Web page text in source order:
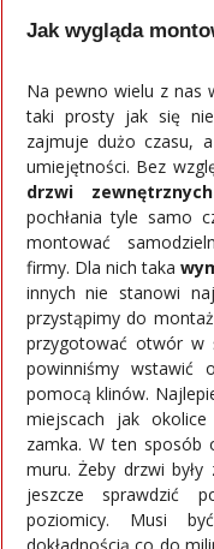
Jak wygląda
Na pewno wielu z nas
taki prosty jak się
zajmuje dużo czasu,
umiejętności. Bez
drzwi zewnętrznych
pochłania tyle samo
montować
firmy. Dla nich taka
innych nie stanowi
przystąpimy do
przygotować otwór w
powinniśmy wstawić
pomocą klinów.
miejscach jak
zamka. W ten sposób
muru. Żeby drzwi
jeszcze sprawdzić
poziomicy. Musi